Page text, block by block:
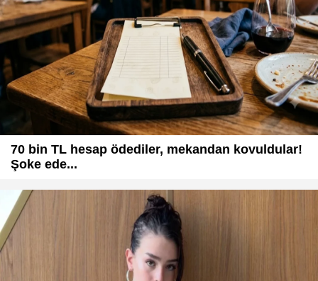
70 bin TL hesap ödediler, mekandan kovuldular!
Şoke ede...